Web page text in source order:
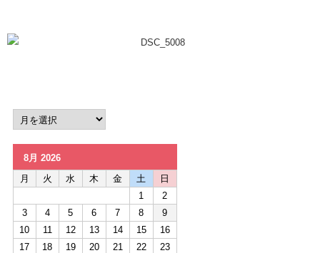
8月 2026
月
火 水 木 金 土 日
1
2
3
4 5 6 7 8
9
10
11 12 13 14 15
16
17
18 19 20 21 22
23